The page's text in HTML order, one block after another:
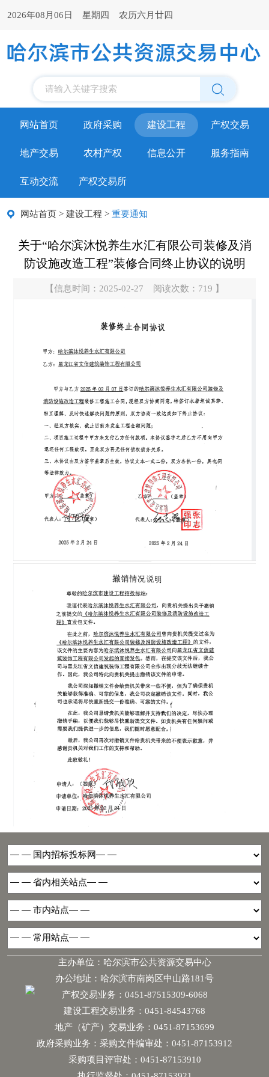
2026年08月06日 星期四 农历六月廿四
请输入关键字搜索
网站首页 政府采购 建设工程 产权交易
地产交易 农村产权 信息公开 服务指南
互动交流 产权交易所
网站首页 > 建设工程 > 重要通知
关于“哈尔滨沐悦养生水汇有限公司装修及消
防设施改造工程”装修合同终止协议的说明
【信息时间：2025-02-27 阅读次数： 719 】
主办单位：哈尔滨市公共资源交易中心
办公地址：哈尔滨市南岗区中山路181号
产权交易业务：0451-87515309-6068
建设工程交易业务：0451-84543768
地产（矿产）交易业务：0451-87153699
政府采购业务：采购文件编审处：0451-87153912
采购项目评审处：0451-87153910